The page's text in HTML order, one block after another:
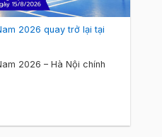
2026 quay trở lại tại
2026 – Hà Nội chính